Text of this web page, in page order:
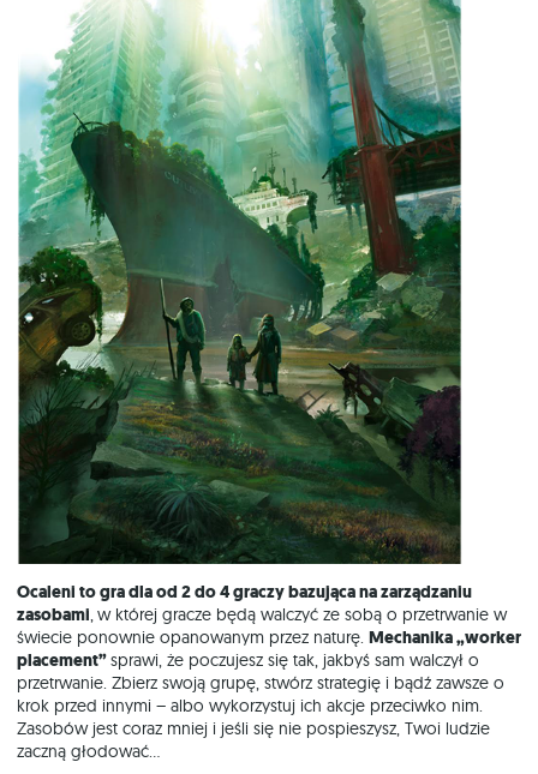
Ocaleni to gra dla od 2 do 4 graczy bazująca na zarządzaniu
zasobami w której gracze będą walczyć ze sobą o przetrwanie w
świecie ponownie opanowanym przez naturę. Mechanika „worker
placement”sprawi, że poczujesz się tak, jakbyś sam walczył o
przetrwanie. Zbierz swoją grupę, stwórz strategię i bądź zawsze o
krok przed innymi – albo wykorzystuj ich akcje przeciwko nim.
Zasobów jest coraz mniej i jeśli się nie pospieszysz, Twoi ludzie
zaczną głodować…